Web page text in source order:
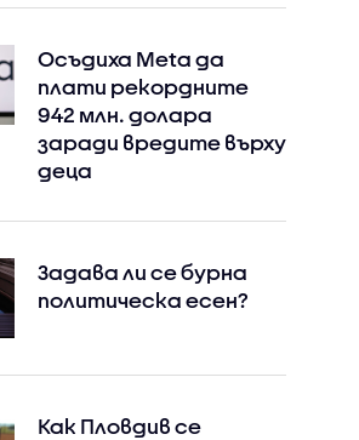
Осъдиха Meta да
плати рекордните
942 млн. долара
заради вредите върху
деца
Задава ли се бурна
политическа есен?
Как Пловдив се